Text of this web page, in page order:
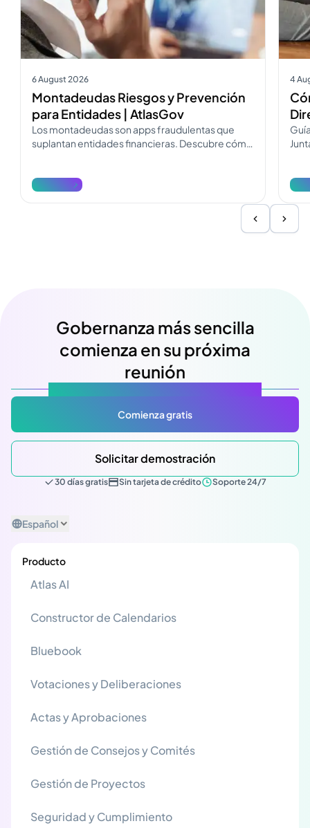
6 August 2026
Montadeudas Riesgos y Prevención
para Entidades | AtlasGov
Los montadeudas son apps fraudulentas que
suplantan entidades financieras. Descubre cómo
Ver más
4
Ver
Gobernanza más sencilla
comienza en su próxima
reunión
Comienza gratis
Solicitar demostración
30 días gratis Sin tarjeta de crédito Soporte 24/7
Español
Producto
Atlas AI
Constructor de Calendarios
Bluebook
Votaciones y Deliberaciones
Actas y Aprobaciones
Gestión de Consejos y Comités
Gestión de Proyectos
Seguridad y Cumplimiento